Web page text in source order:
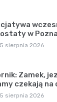
w
5 sierpnia 2026
Zamek,
czekają na
5 sierpnia 2026